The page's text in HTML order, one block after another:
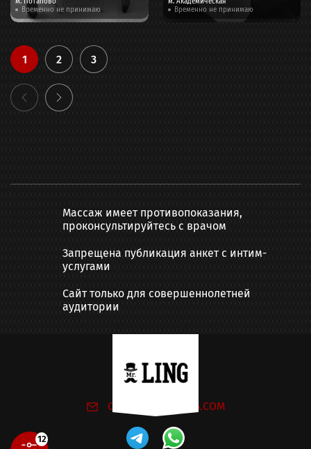
12
м. Потапово
Временно не принимаю
м. Академическая
Временно не принимаю
1 2 3
Массаж имеет противопоказания,
проконсультируйтесь с врачом
Запрещена публикация анкет с интим-
услугами
Сайт только для совершеннолетней
аудитории
Написать нам:
ONLINE@MR-LING.COM